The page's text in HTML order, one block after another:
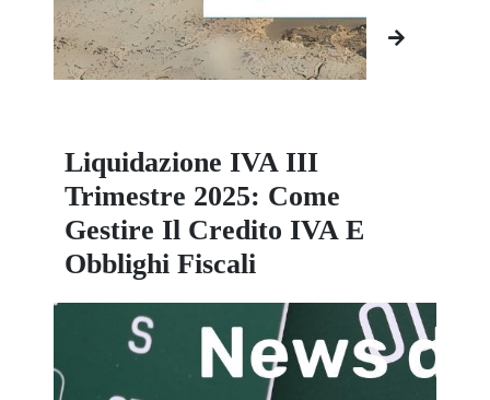
Liquidazione IVA III
Trimestre 2025: Come
Gestire Il Credito IVA E
Obblighi Fiscali